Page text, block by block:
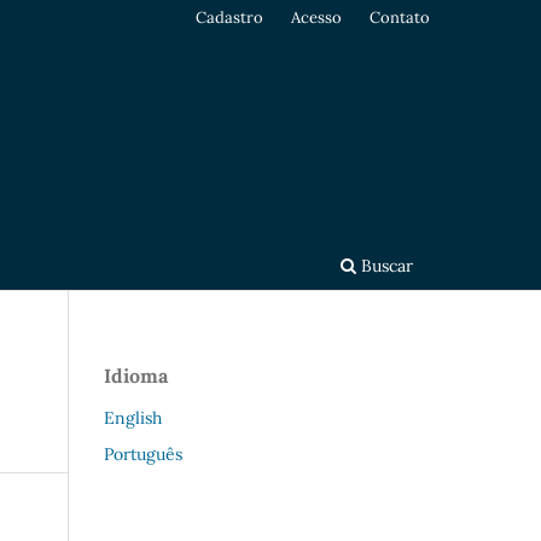
Buscar
Cadastro Acesso Contato
Idioma
English
Português